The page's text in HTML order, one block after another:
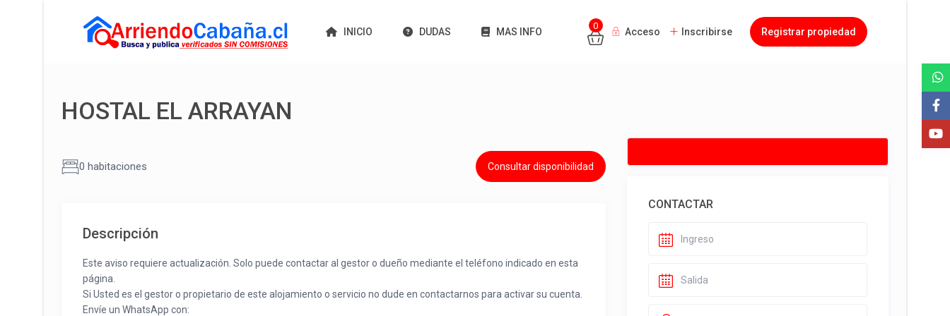
INICIO DUDAS MAS INFO
0
Acceso Inscribirse Registrar propiedad
HOSTAL EL ARRAYAN
0 habitaciones Consultar disponibilidad
Descripción
Este aviso requiere actualización. Solo puede contactar al gestor o dueño mediante el teléfono indicado en esta
página.
Si Usted es el gestor o propietario de este alojamiento o servicio no dude en contactarnos para activar su cuenta.
Envíe un WhatsApp con:
CONTACTAR